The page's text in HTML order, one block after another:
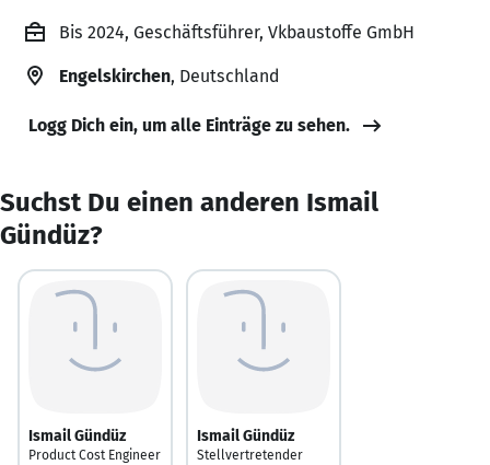
Bis 2024, Geschäftsführer, Vkbaustoffe GmbH
Engelskirchen, Deutschland
Logg Dich ein, um alle Einträge zu sehen.
Suchst Du einen anderen Ismail
Gündüz?
Ismail Gündüz
Product Cost Engineer
Ismail Gündüz
Stellvertretender